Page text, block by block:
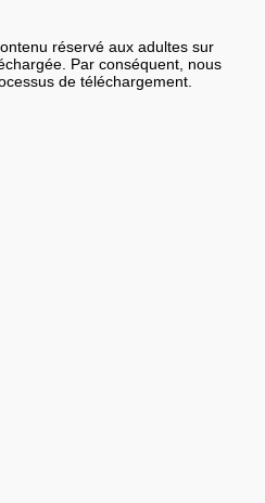
réservé aux adultes sur
Par conséquent, nous
de téléchargement.